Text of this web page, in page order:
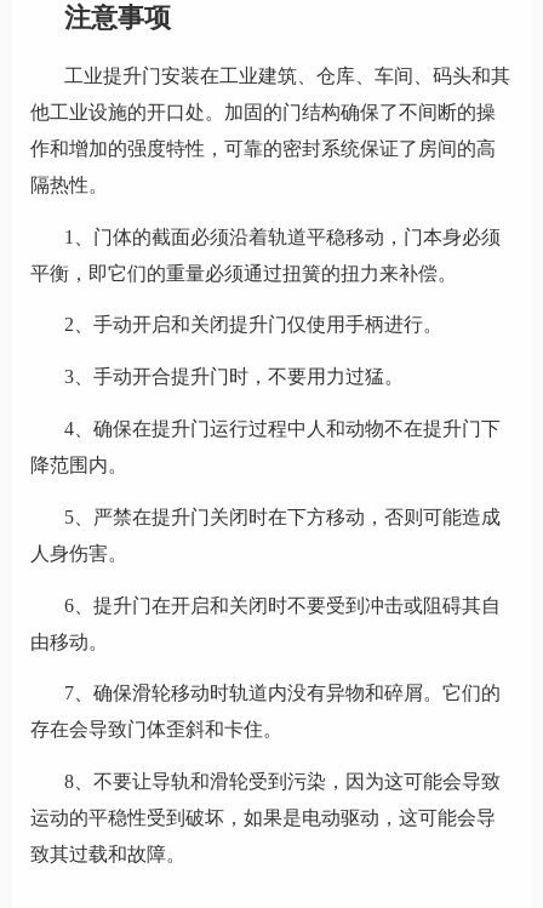
注意事项
工业提升门安装在工业建筑、仓库、车间、码头和其
他工业设施的开口处。加固的门结构确保了不间断的操
作和增加的强度特性，可靠的密封系统保证了房间的高
隔热性。
1、门体的截面必须沿着轨道平稳移动，门本身必须
平衡，即它们的重量必须通过扭簧的扭力来补偿。
2、手动开启和关闭提升门仅使用手柄进行。
3、手动开合提升门时，不要用力过猛。
4、确保在提升门运行过程中人和动物不在提升门下
降范围内。
5、严禁在提升门关闭时在下方移动，否则可能造成
人身伤害。
6、提升门在开启和关闭时不要受到冲击或阻碍其自
由移动。
7、确保滑轮移动时轨道内没有异物和碎屑。它们的
存在会导致门体歪斜和卡住。
8、不要让导轨和滑轮受到污染，因为这可能会导致
运动的平稳性受到破坏，如果是电动驱动，这可能会导
致其过载和故障。